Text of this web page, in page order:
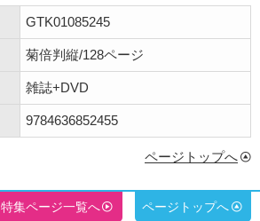
GTK01085245
菊倍判縦/128ページ
雑誌+DVD
9784636852455
ページトップへ
特集ページ一覧へ ページトップへ